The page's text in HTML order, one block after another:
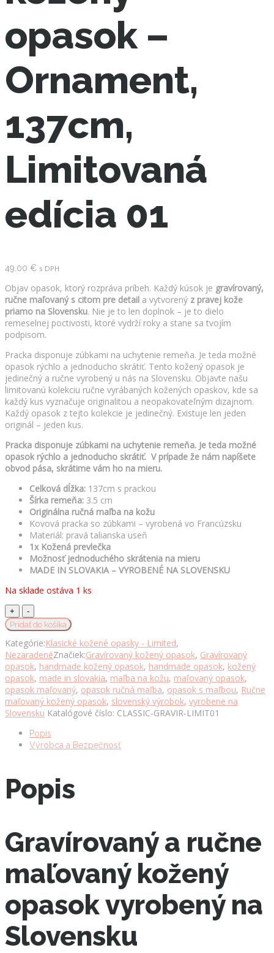
opasok –
Ornament,
137cm,
Limitovaná
edícia 01
49.00 € s DPH
Objav opasok, ktorý rozpráva príbeh. Každý kúsok je gravírovaný,
ručne maľovaný s citom pre detail a vytvorený z pravej kože
priamo na Slovensku. Nie je to len doplnok – je to dielo
remeselnej poctivosti, ktoré vydrží roky a stane sa tvojím
podpisom.
Pracka disponuje zúbkami na uchytenie remeňa. Je teda možné
opasok rýchlo a jednoducho skrátiť. Tento kožený opasok je
jedinečný a ručne vyrobený u nás na Slovensku. Objavte našu
limitovanú kolekciu ručne vyrábaných kožených opaskov, kde sa
každý kus vyznačuje originalitou a neopakovateľným dizajnom.
Každý opasok z tejto kolekcie je jedinečný. Existuje len jeden
originál – jeden kus.
Pracka disponuje zúbkami na uchytenie remeňa. Je teda možné
opasok rýchlo a jednoducho skrátiť. V prípade že nám napíšete
obvod pása, skrátime vám ho na mieru.
Celková dĺžka: 137cm s prackou
Šírka remeňa: 3.5 cm
Originálna ručná maľba na kožu
Kovová pracka so zúbkami – vyrobená vo Francúzsku
Materiál: pravá talianska useň
1x Kožená prevlečka
Možnosť jednoduchého skrátenia na mieru
MADE IN SLOVAKIA – VYROBENÉ NA SLOVENSKU
Na sklade ostáva 1 ks
Gravírovaný
a
ručne
maľovaný
kožený
opasok
-
Ornament,
137cm,
Limitovaná
množstvo
Pridať do košíka
Kategórie:Klasické kožené opasky - Limited,
NezaradenéZnačiek:Gravírovaný kožený opasok, Gravírovaný
opasok, handmade kožený opasok, handmade opasok, kožený
opasok, made in slovakia, maľba na kožu, maľovaný opasok,
opasok maľovaný, opasok ručná maľba, opasok s maľbou, Ručne
maľovaný kožený opasok, slovenský výrobok, vyrobene na
Slovensku Katalógové číslo: CLASSIC-GRAVIR-LIMIT01
Popis
Výrobca a Bezpečnosť
Popis
Gravírovaný a ručne
maľovaný kožený
opasok vyrobený na
Slovensku